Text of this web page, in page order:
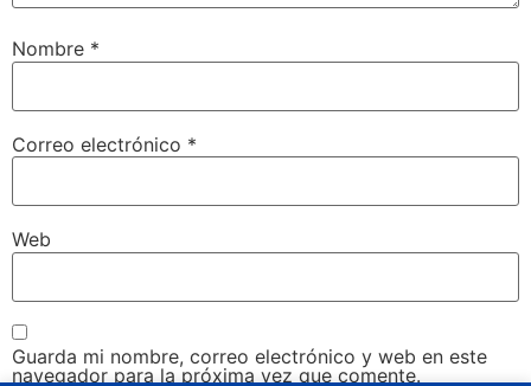
Nombre *
Correo electrónico *
Web
Guarda mi nombre, correo electrónico y web en este
navegador para la próxima vez que comente.